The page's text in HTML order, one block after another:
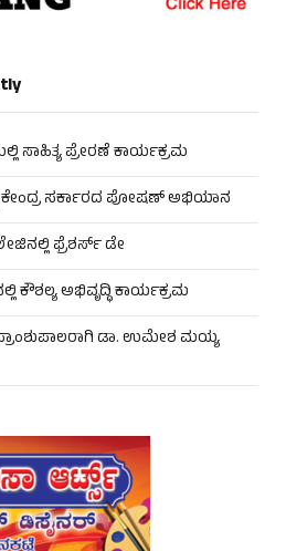
ಸಾಹಿತ್ಯ ಪ್ರೇರಣೆ ಕಾರ್ಯಕ್ರಮ
ಸರ್ಕಾರದ ಪೋಷಣ್ ಅಭಿಯಾನ
ಫ್ರೆಶರ್ಸ್ ಡೇ
ಕೌಶಲ್ಯ ಅಭಿವೃದ್ಧಿ ಕಾರ್ಯಕ್ರಮ
ಡಾ. ಉಮೇಶ ಮಯ್ಯ